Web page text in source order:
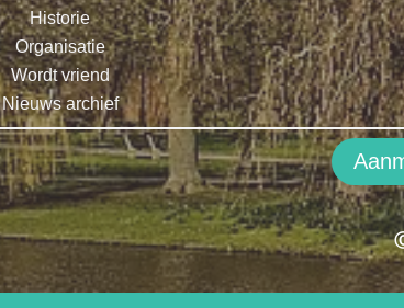
Historie
Organisatie
Wordt vriend
Nieuws archief